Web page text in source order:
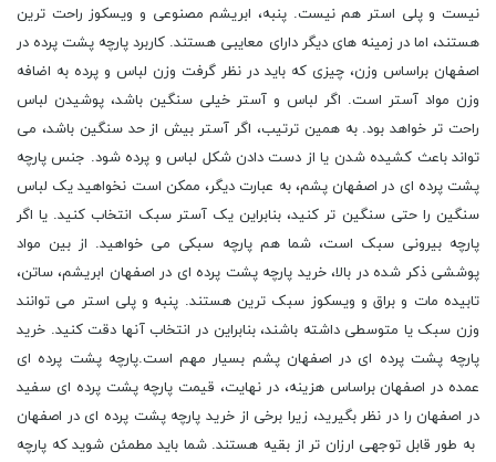
نیست و پلی استر هم نیست. پنبه، ابریشم مصنوعی و ویسکوز راحت ترین
هستند، اما در زمینه های دیگر دارای معایبی هستند. کاربرد پارچه پشت پرده در
اصفهان براساس وزن، چیزی که باید در نظر گرفت وزن لباس و پرده به اضافه
وزن مواد آستر است. اگر لباس و آستر خیلی سنگین باشد، پوشیدن لباس
راحت تر خواهد بود. به همین ترتیب، اگر آستر بیش از حد سنگین باشد، می
تواند باعث کشیده شدن یا از دست دادن شکل لباس و پرده شود. جنس پارچه
پشت پرده ای در اصفهان پشم، به عبارت دیگر، ممکن است نخواهید یک لباس
سنگین را حتی سنگین تر کنید، بنابراین یک آستر سبک انتخاب کنید. یا اگر
پارچه بیرونی سبک است، شما هم پارچه سبکی می خواهید. از بین مواد
پوششی ذکر شده در بالا، خرید پارچه پشت پرده ای در اصفهان ابریشم، ساتن،
تابیده مات و براق و ویسکوز سبک ترین هستند. پنبه و پلی استر می توانند
وزن سبک یا متوسطی داشته باشند، بنابراین در انتخاب آنها دقت کنید. خرید
پارچه پشت پرده ای در اصفهان پشم بسیار مهم است.پارچه پشت پرده ای
عمده در اصفهان براساس هزینه، در نهایت، قیمت پارچه پشت پرده ای سفید
در اصفهان را در نظر بگیرید، زیرا برخی از خرید پارچه پشت پرده ای در اصفهان
به طور قابل توجهی ارزان تر از بقیه هستند. شما باید مطمئن شوید که پارچه